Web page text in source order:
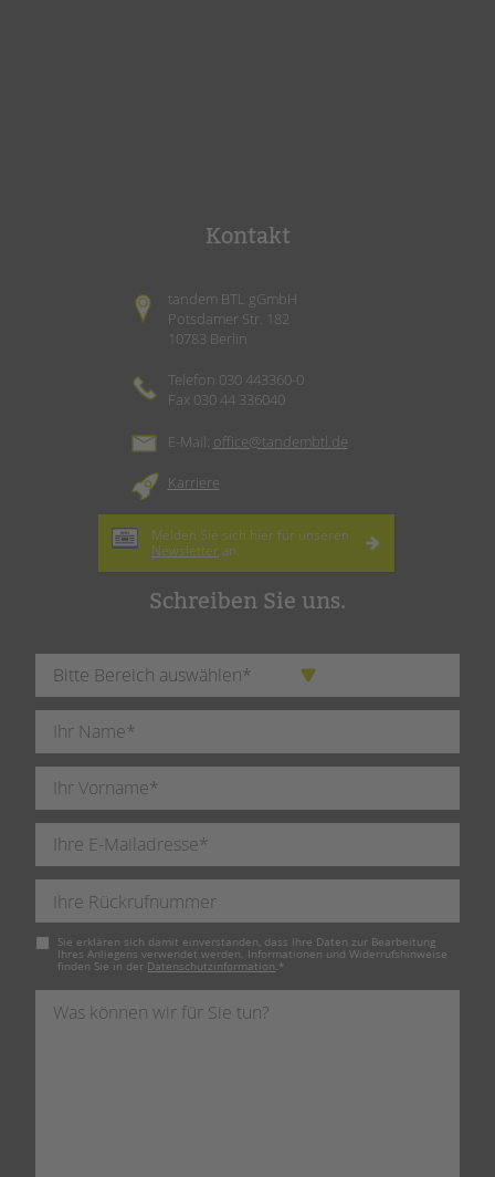
Kontakt
tandem BTL gGmbH
Potsdamer Str. 182
10783 Berlin
Telefon 030 443360-0
Fax 030 44 336040
E-Mail: office@tandembtl.de
Karriere
Melden Sie sich hier für unseren
Newsletter an.
Schreiben Sie uns.
Pflichtfeld
Sie erklären sich damit einverstanden, dass Ihre Daten zur Bearbeitung
Ihres Anliegens verwendet werden. Informationen und Widerrufshinweise
finden Sie in der Datenschutzinformation. *